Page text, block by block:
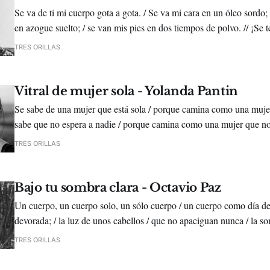
Se va de ti mi cuerpo gota a gota. / Se va mi cara en un óleo
en azogue suelto; / se van mis pies en dos tiempos de polvo. // ¡Se
todo! /
TRES ORILLAS
Vitral de mujer sola - Yolanda Pantin
Se sabe de una mujer que está sola / porque camina como una
sabe que no espera a nadie / porque camina como una mujer que
TRES ORILLAS
Bajo tu sombra clara - Octavio Paz
Un cuerpo, un cuerpo solo, un sólo cuerpo / un cuerpo como día
devorada; / la luz de unos cabellos / que no apaciguan nunca / la
TRES ORILLAS